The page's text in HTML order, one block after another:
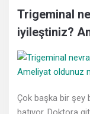
ve
En
Trigeminal
iyileştiniz?
Çok başka bir şey